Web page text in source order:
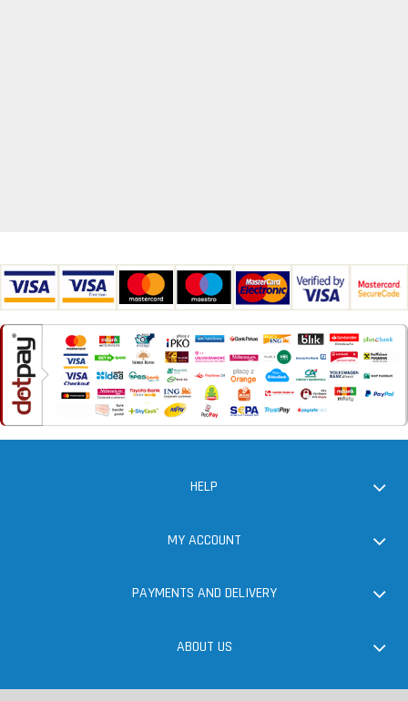
HELP
MY ACCOUNT
PAYMENTS AND DELIVERY
ABOUT US